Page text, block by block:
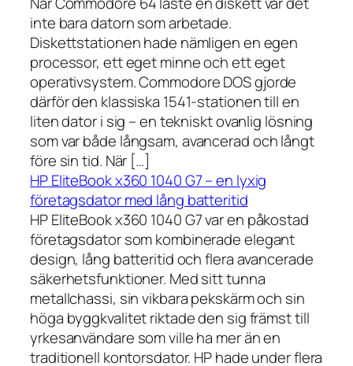
inte bara datorn som arbetade.
Diskettstationen hade nämligen en egen
processor, ett eget minne och ett eget
operativsystem. Commodore DOS gjorde
därför den klassiska 1541-stationen till en
liten dator i sig – en tekniskt ovanlig lösning
som var både långsam, avancerad och långt
före sin tid. När […]
HP EliteBook x360 1040 G7 – en lyxig
företagsdator med lång batteritid
HP EliteBook x360 1040 G7 var en påkostad
företagsdator som kombinerade elegant
design, lång batteritid och flera avancerade
säkerhetsfunktioner. Med sitt tunna
metallchassi, sin vikbara pekskärm och sin
höga byggkvalitet riktade den sig främst till
yrkesanvändare som ville ha mer än en
traditionell kontorsdator. HP hade under flera